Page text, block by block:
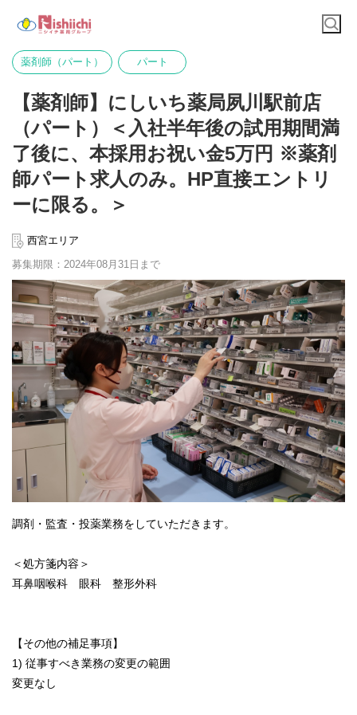
薬剤師（パート） パート
【薬剤師】にしいち薬局夙川駅前店
（パート）＜入社半年後の試用期間満
了後に、本採用お祝い金5万円 ※薬剤
師パート求人のみ。HP直接エントリ
ーに限る。＞
西宮エリア
募集期限：2024年08月31日まで
調剤・監査・投薬業務をしていただきます。
＜処方箋内容＞
耳鼻咽喉科 眼科 整形外科
【その他の補足事項】
1) 従事すべき業務の変更の範囲
変更なし